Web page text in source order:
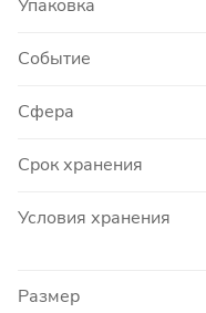
Упаковка
Событие
Сфера
Срок хранения
Условия хранения
Размер